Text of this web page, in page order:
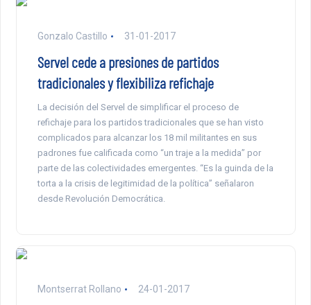
Gonzalo Castillo 31-01-2017
Servel cede a presiones de partidos
tradicionales y flexibiliza refichaje
La decisión del Servel de simplificar el proceso de
refichaje para los partidos tradicionales que se han visto
complicados para alcanzar los 18 mil militantes en sus
padrones fue calificada como “un traje a la medida” por
parte de las colectividades emergentes. “Es la guinda de la
torta a la crisis de legitimidad de la política” señalaron
desde Revolución Democrática.
Montserrat Rollano 24-01-2017